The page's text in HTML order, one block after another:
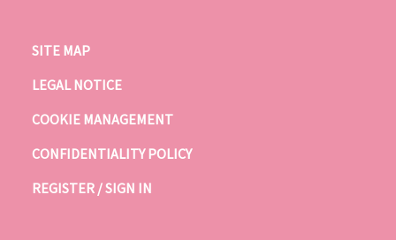
SITE MAP
LEGAL NOTICE
COOKIE MANAGEMENT
CONFIDENTIALITY POLICY
REGISTER / SIGN IN